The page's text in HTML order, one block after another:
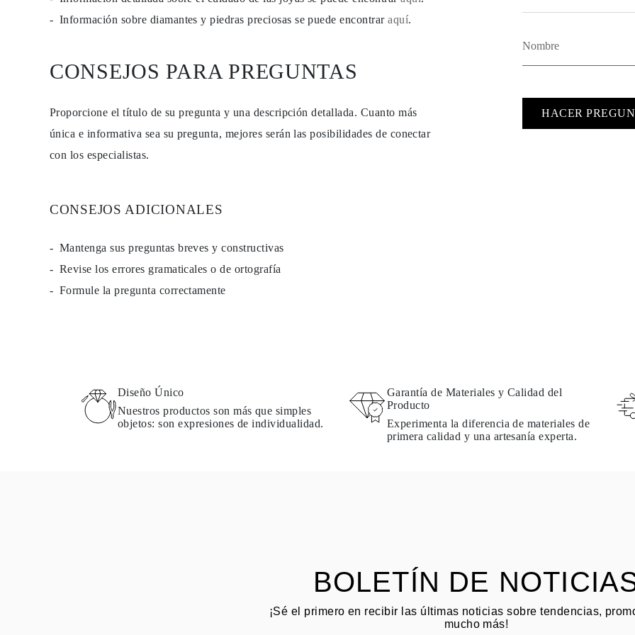
Guía de Pulseras
Personalización
Precios Сompetitivos
SERVICIOS
Proceso de Producción
Envío
Mapa de Envíos
Métodos de Pago
Información sobre diamantes y piedras preciosas se puede encontraraquí.
CONSEJOS PARA PREGUNTAS
Proporcione el título de su pregunta y una descripción detallada. Cuanto más
única e informativa sea su pregunta, mejores serán las posibilidades de conectar
con los especialistas.
CONSEJOS ADICIONALES
Mantenga sus preguntas breves y constructivas
Revise los errores gramaticales o de ortografía
Formule la pregunta correctamente
HACER
Diseño Único
Nuestros productos son más que simples
objetos: son expresiones de individualidad.
Garantía de Materiales y Calidad del
Producto
Experimenta la diferencia de materiales de
primera calidad y una artesanía experta.
BOLETÍN DE
¡Sé el primero en recibir las últimas noticias sobre tendencias,
mucho más!